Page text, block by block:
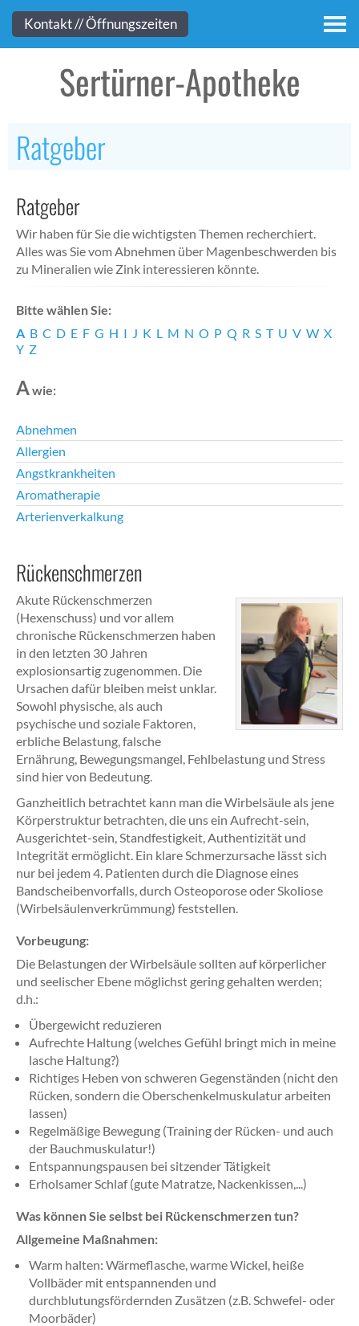
Kontakt
Sertürner-Apotheke
Ratgeber
Ratgeber
Wir haben für Sie die wichtigsten Themen recherchiert.
Alles was Sie vom Abnehmen über Magenbeschwerden bis
zu Mineralien wie Zink interessieren könnte.
Bitte wählen Sie:
A B C D E F G H I J K L M N O P Q R S T U V W X
Y Z
Awie:
Abnehmen
Allergien
Angstkrankheiten
Aromatherapie
Arterienverkalkung
Rückenschmerzen
Akute Rückenschmerzen
(Hexenschuss) und vor allem
chronische Rückenschmerzen haben
in den letzten 30 Jahren
explosionsartig zugenommen. Die
Ursachen dafür bleiben meist unklar.
Sowohl physische, als auch
psychische und soziale Faktoren,
erbliche Belastung, falsche
Ernährung, Bewegungsmangel, Fehlbelastung und Stress
sind hier von Bedeutung.
Ganzheitlich betrachtet kann man die Wirbelsäule als jene
Körperstruktur betrachten, die uns ein Aufrecht-sein,
Ausgerichtet-sein, Standfestigkeit, Authentizität und
Integrität ermöglicht. Ein klare Schmerzursache lässt sich
nur bei jedem 4. Patienten durch die Diagnose eines
Bandscheibenvorfalls, durch Osteoporose oder Skoliose
(Wirbelsäulenverkrümmung) feststellen.
Vorbeugung:
Die Belastungen der Wirbelsäule sollten auf körperlicher
und seelischer Ebene möglichst gering gehalten werden;
d.h.:
Übergewicht reduzieren
Aufrechte Haltung (welches Gefühl bringt mich in meine
lasche Haltung?)
Richtiges Heben von schweren Gegenständen (nicht den
Rücken, sondern die Oberschenkelmuskulatur arbeiten
lassen)
Regelmäßige Bewegung (Training der Rücken- und auch
der Bauchmuskulatur!)
Entspannungspausen bei sitzender Tätigkeit
Erholsamer Schlaf (gute Matratze, Nackenkissen,...)
Was können Sie selbst bei Rückenschmerzen tun?
Allgemeine Maßnahmen:
Warm halten: Wärmeflasche, warme Wickel, heiße
Vollbäder mit entspannenden und
durchblutungsfördernden Zusätzen (z.B. Schwefel- oder
Moorbäder)
Kontakt // Öffnungszeiten